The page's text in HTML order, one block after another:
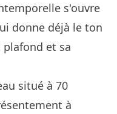
s'ouvre
donne déjà le ton
plafond et sa